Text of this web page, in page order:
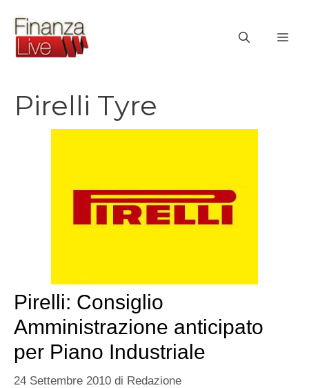
contenuto
Pirelli Tyre
Pirelli: Consiglio
Amministrazione anticipato
per Piano Industriale
24 Settembre 2010 di Redazione